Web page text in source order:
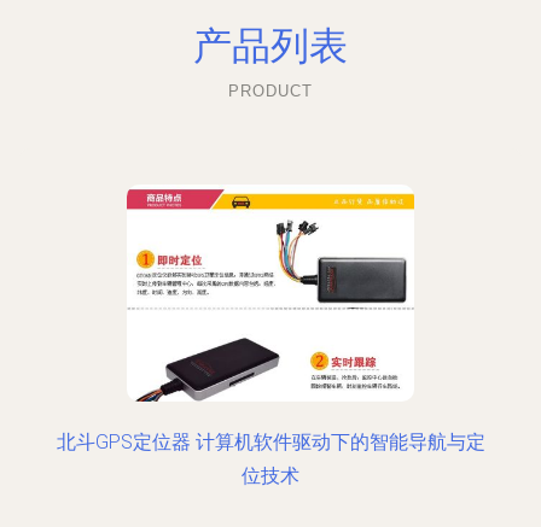
产品列表
PRODUCT
北斗GPS定位器 计算机软件驱动下的智能导航与定
位技术